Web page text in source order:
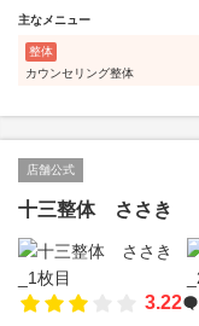
主なメニュー
整体
カウンセリング整体
店舗公式
十三整体 ささき
3.22